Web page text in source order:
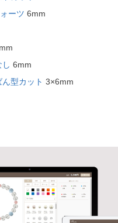
ーツ 6mm
6mm
型カット 3×6mm